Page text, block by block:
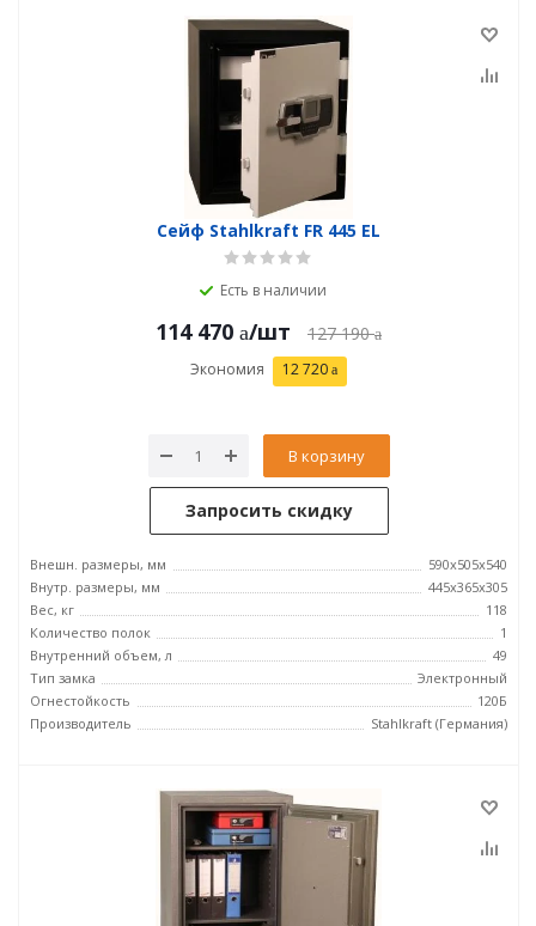
Сейф Stahlkraft FR 445 EL
Есть в наличии
114 470 /шт 127 190
Экономия 12 720
В корзину
Запросить скидку
Внешн. размеры, мм
590x505x540
Внутр. размеры, мм
445x365x305
Вес, кг
118
Количество полок
1
Внутренний объем, л
49
Тип замка
Электронный
Огнестойкость
120Б
Производитель
Stahlkraft (Германия)